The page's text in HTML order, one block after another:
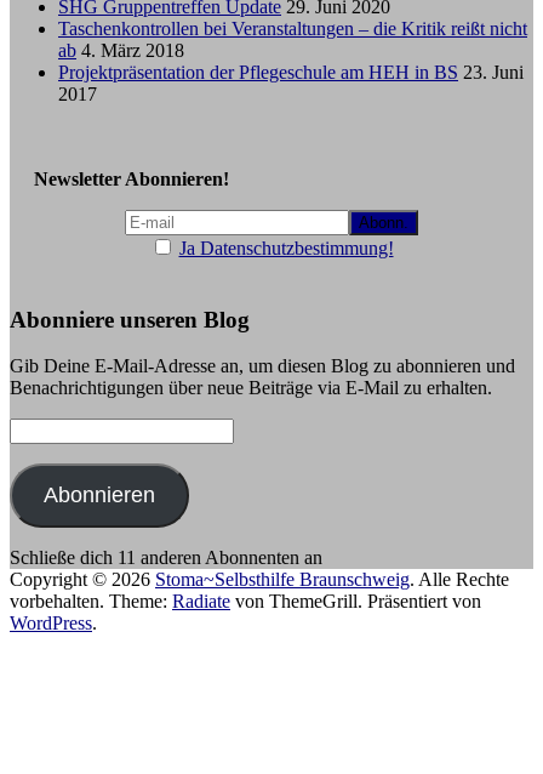
SHG Gruppentreffen Update 29. Juni 2020
Taschenkontrollen bei Veranstaltungen – die Kritik reißt nicht
ab 4. März 2018
Projektpräsentation der Pflegeschule am HEH in BS 23. Juni
2017
Newsletter Abonnieren!
Ja Datenschutzbestimmung!
Abonniere unseren Blog
Gib Deine E-Mail-Adresse an, um diesen Blog zu abonnieren und
Benachrichtigungen über neue Beiträge via E-Mail zu erhalten.
Mail-
Adresse:
Abonnieren
Schließe dich 11 anderen Abonnenten an
Copyright © 2026 Stoma~Selbsthilfe Braunschweig. Alle Rechte
vorbehalten. Theme: Radiate von ThemeGrill. Präsentiert von
WordPress.